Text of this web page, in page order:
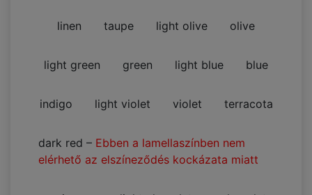
linen taupe light olive olive
light green green light blue blue
indigo light violet violet terracota
dark red – Ebben a lamellaszínben nem
elérhető az elszíneződés kockázata miatt